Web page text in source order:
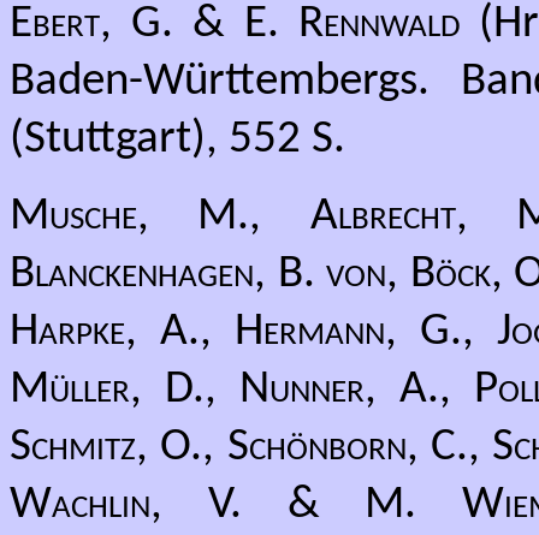
Ebert, G. & E. Rennwald
Baden-Württembergs.
(Stuttgart), 552 S.
Musche, M., Albrecht,
Blanckenhagen, B. von, Böck,
Harpke, A., Hermann, G.,
Müller, D., Nunner, A.,
Schmitz, O., Schönborn, C.,
Wachlin, V. & M.